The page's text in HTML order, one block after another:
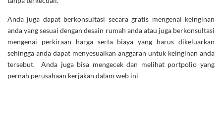
Anda juga dapat berkonsultasi secara gratis mengenai keinginan
anda yang sesuai dengan desain rumah anda atau juga berkonsultasi
mengenai perkiraan harga serta biaya yang harus dikeluarkan
sehingga anda dapat menyesuaikan anggaran untuk keinginan anda
tersebut. Anda juga bisa mengecek dan melihat portpolio yang
pernah perusahaan kerjakan dalam web ini